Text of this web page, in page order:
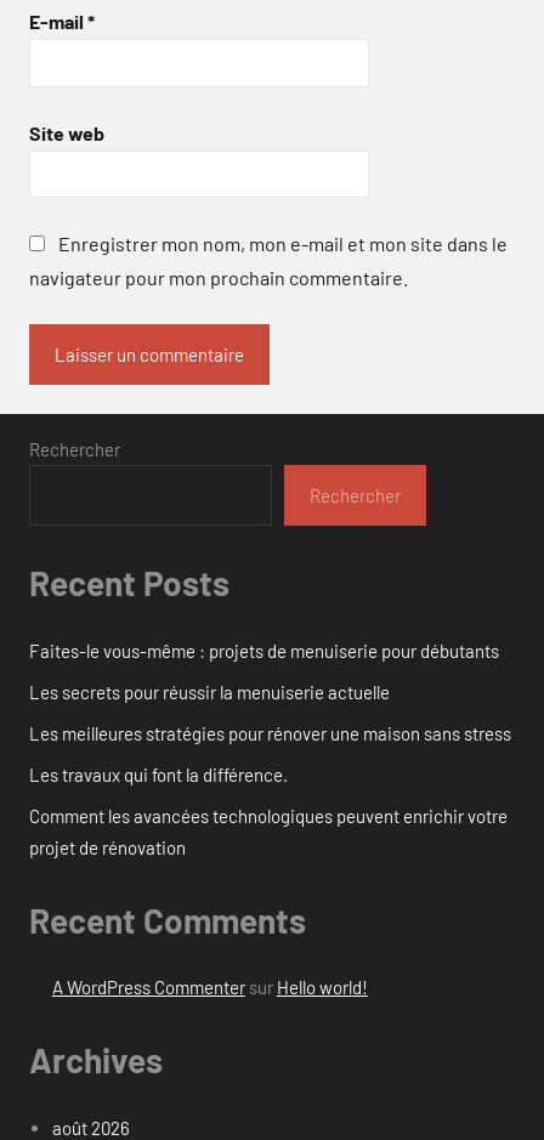
E-mail *
Site web
Enregistrer mon nom, mon e-mail et mon site dans le
navigateur pour mon prochain commentaire.
Rechercher
Rechercher
Recent Posts
Faites-le vous-même : projets de menuiserie pour débutants
Les secrets pour réussir la menuiserie actuelle
Les meilleures stratégies pour rénover une maison sans stress
Les travaux qui font la différence.
Comment les avancées technologiques peuvent enrichir votre
projet de rénovation
Recent Comments
A WordPress Commentersur Hello world!
Archives
août 2026